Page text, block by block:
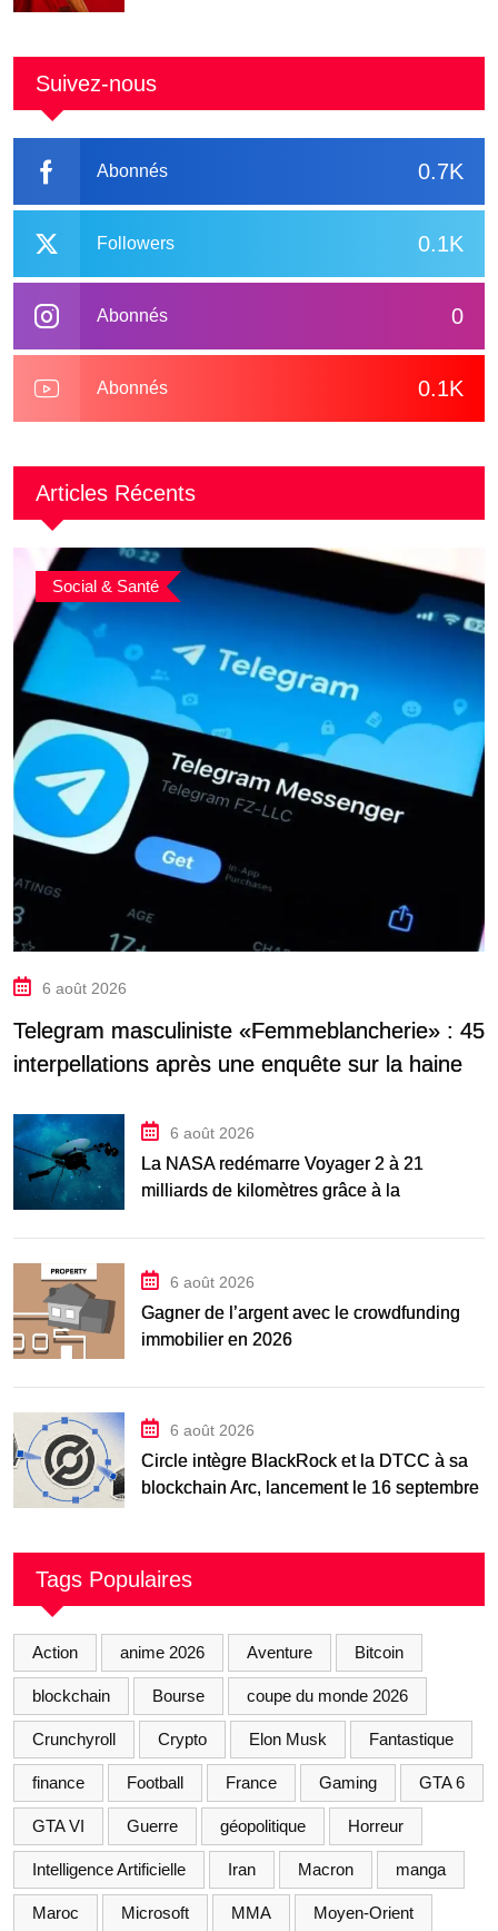
Suivez-nous
0.7K
Abonnés
0.1K
Followers
0
Abonnés
0.1K
Abonnés
Articles Récents
Social & Santé
6 août 2026
Telegram masculiniste «Femmeblancherie» : 45
interpellations après une enquête sur la haine
6 août 2026
La NASA redémarre Voyager 2 à 21
milliards de kilomètres grâce à la
6 août 2026
Gagner de l’argent avec le crowdfunding
immobilier en 2026
6 août 2026
Circle intègre BlackRock et la DTCC à sa
blockchain Arc, lancement le 16 septembre
Tags Populaires
Action anime 2026 Aventure Bitcoin
blockchain Bourse coupe du monde 2026
Crunchyroll Crypto Elon Musk Fantastique
finance Football France Gaming GTA 6
GTA VI Guerre géopolitique Horreur
Intelligence Artificielle Iran Macron manga
Maroc Microsoft MMA Moyen-Orient